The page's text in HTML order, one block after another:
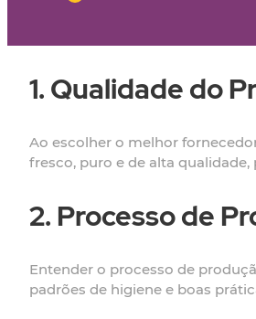
1. Qualidade do
Ao escolher o melhor
fresco, puro e de alta
2. Processo de
Entender o processo de
padrões de higiene e boas